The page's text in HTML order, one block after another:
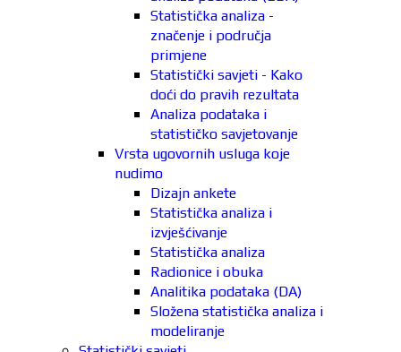
Statistička analiza -
značenje i područja
primjene
Statistički savjeti - Kako
doći do pravih rezultata
Analiza podataka i
statističko savjetovanje
Vrsta ugovornih usluga koje
nudimo
Dizajn ankete
Statistička analiza i
izvješćivanje
Statistička analiza
Radionice i obuka
Analitika podataka (DA)
Složena statistička analiza i
modeliranje